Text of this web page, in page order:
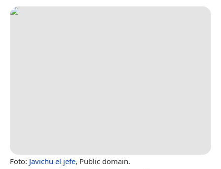
Foto: Javichu el jefe, Public domain.